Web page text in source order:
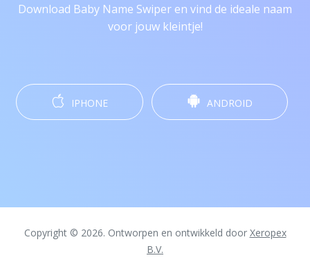
Download Baby Name Swiper en vind de ideale naam
voor jouw kleintje!
IPHONE ANDROID
Copyright © 2026. Ontworpen en ontwikkeld door Xeropex
B.V.